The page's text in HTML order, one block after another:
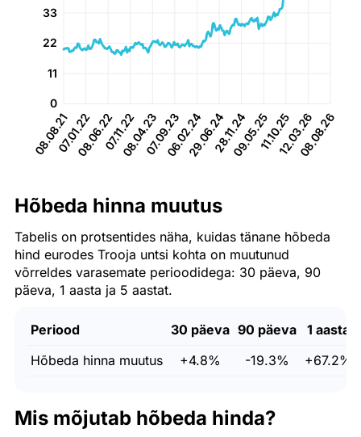
33
22
11
0
08.08.2107.01.2208.06.2207.11.2208.04.2307.09.2306.02.2429.06.2428.11.2409.05.2511.10.2512.03.2608.08.26
Hõbeda hinna muutus
Tabelis on protsentides näha, kuidas tänane hõbeda
hind eurodes Trooja untsi kohta on muutunud
võrreldes varasemate perioodidega: 30 päeva, 90
päeva, 1 aasta ja 5 aastat.
Periood 30 päeva 90 päeva
1 aasta
Hõbeda hinna muutus
+4.8% -19.3% +67.2%
Mis mõjutab hõbeda hinda?